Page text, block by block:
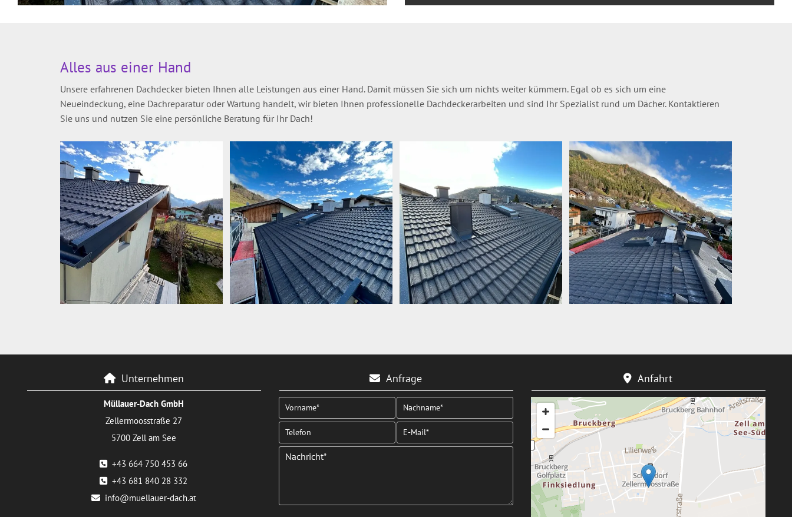
Alles aus einer Hand
Unsere erfahrenen Dachdecker bieten Ihnen alle Leistungen aus einer Hand. Damit müssen Sie sich um nichts weiter kümmern. Egal ob es sich um eine
Neueindeckung, eine Dachreparatur oder Wartung handelt, wir bieten Ihnen professionelle Dachdeckerarbeiten und sind Ihr Spezialist rund um Dächer. Kontaktieren
Sie uns und nutzen Sie eine persönliche Beratung für Ihr Dach!
Unternehmen
Müllauer-Dach GmbH
Zellermoosstraße 27
5700 Zell am See
 +43 664 750 453 66
 +43 681 840 28 332
 info@muellauer-dach.at
 Anfrage  Anfahrt